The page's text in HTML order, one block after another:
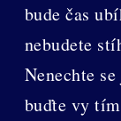
bude čas
nebudete
Nenechte
buďte vy